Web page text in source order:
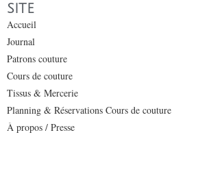
SITE
Accueil
Journal
Patrons couture
Cours de couture
Tissus & Mercerie
Planning & Réservations Cours de couture
À propos / Presse